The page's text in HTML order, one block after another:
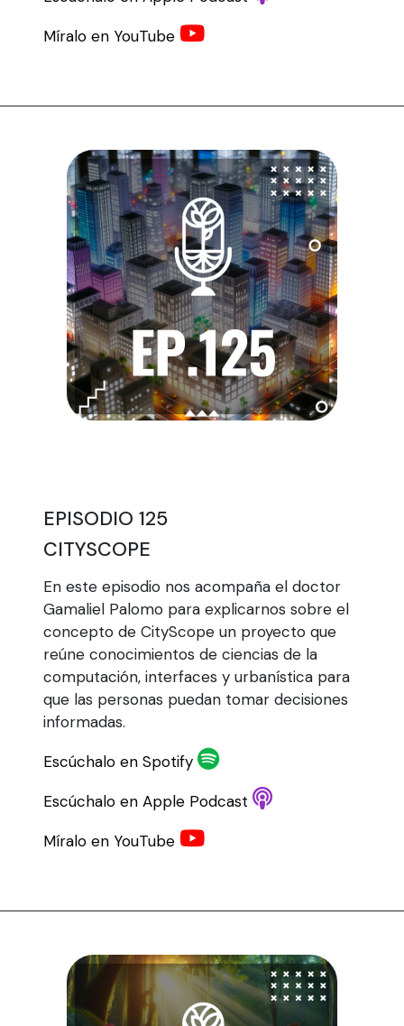
Míralo en YouTube
EPISODIO 125
CITYSCOPE
En este episodio nos acompaña el doctor
Gamaliel Palomo para explicarnos sobre el
concepto de CityScope un proyecto que
reúne conocimientos de ciencias de la
computación, interfaces y urbanística para
que las personas puedan tomar decisiones
informadas.
Escúchalo en Spotify
Escúchalo en Apple Podcast
Míralo en YouTube